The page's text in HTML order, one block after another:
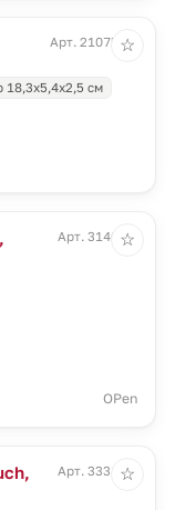
Арт. 21075.60
18,3х5,4х2,5 см
☆
Арт. 3140.40
OPen
☆
Арт. 3331.20
☆